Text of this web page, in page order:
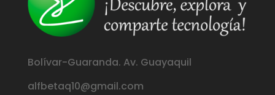
Bolívar-Guaranda. Av. Guayaquil
alfbetaq10@gmail.com